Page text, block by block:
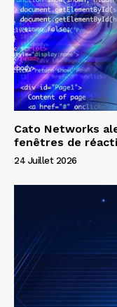
Cato Networks
fenêtres de
24 Juillet 2026